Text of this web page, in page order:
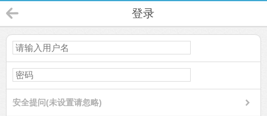
登录
安全提问(未设置请忽略)